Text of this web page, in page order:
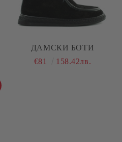
ДАМСКИ БОТИ
€81
158.42лв.